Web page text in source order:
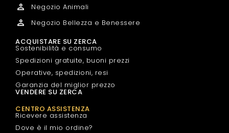
Negozio Animali
Negozio Bellezza e Benessere
ACQUISTARE SU ZERCA
Sostenibilità e consumo
Spedizioni gratuite, buoni prezzi
Operative, spedizioni, resi
Garanzia del miglior prezzo
VENDERE SU ZERCA
CENTRO ASSISTENZA
Ricevere assistenza
Dove è il mio ordine?